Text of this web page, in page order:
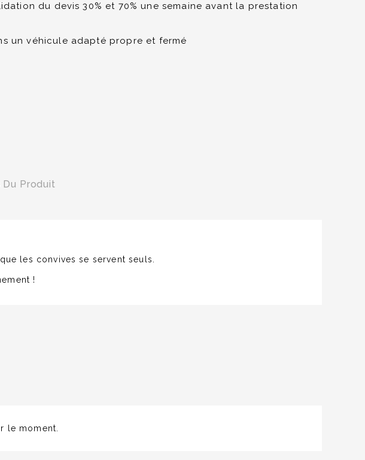
du devis 30% et 70% une semaine avant la prestation
un véhicule adapté propre et fermé
Du Produit
les convives se servent seuls.
!
le moment.